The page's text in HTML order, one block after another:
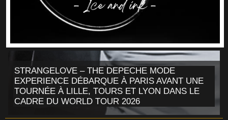
STRANGELOVE – THE DEPECHE MODE
EXPERIENCE DÉBARQUE À PARIS AVANT UNE
TOURNÉE À LILLE, TOURS ET LYON DANS LE
CADRE DU WORLD TOUR 2026